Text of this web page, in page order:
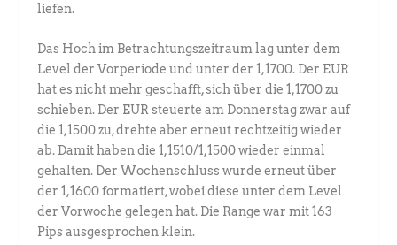
liefen.
Das Hoch im Betrachtungszeitraum lag unter dem
Level der Vorperiode und unter der 1,1700. Der EUR
hat es nicht mehr geschafft, sich über die 1,1700 zu
schieben. Der EUR steuerte am Donnerstag zwar auf
die 1,1500 zu, drehte aber erneut rechtzeitig wieder
ab. Damit haben die 1,1510/1,1500 wieder einmal
gehalten. Der Wochenschluss wurde erneut über
der 1,1600 formatiert, wobei diese unter dem Level
der Vorwoche gelegen hat. Die Range war mit 163
Pips ausgesprochen klein.